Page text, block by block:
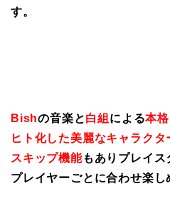
す。
Bishの音楽と白組 による本
ヒト化した美麗なキャラクタ
スキップ機能もありプレイス
プレイヤーごとに合わせ楽し